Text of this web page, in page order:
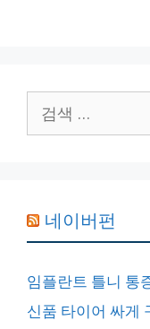
색:
네이버펀
임플란트 틀니 통
신품 타이어 싸게